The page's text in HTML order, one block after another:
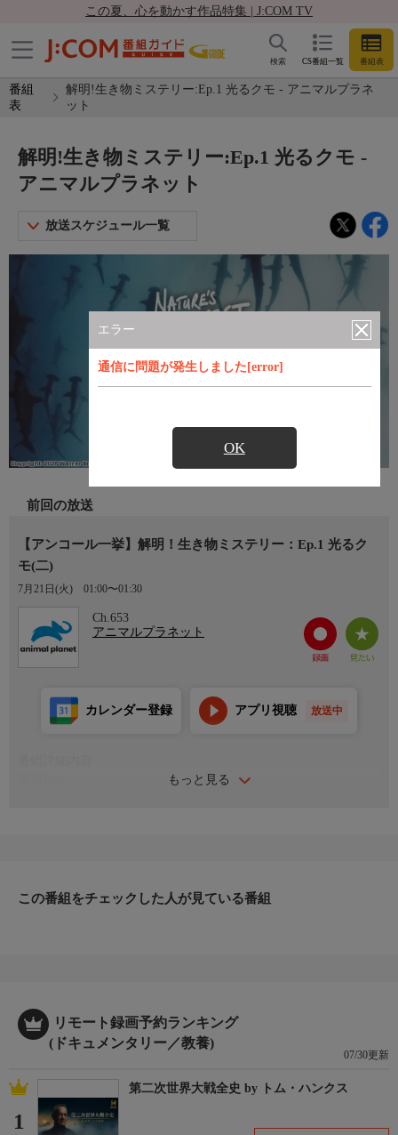
この夏、心を動かす作品特集 | J:COM TV
CS番組一覧 番組表
検索
番組
表
解明!生き物ミステリー:Ep.1 光るクモ - アニマルプラネ
ット
エラー
通信に問題が発生しました[error]
OK
解明!生き物ミステリー:Ep.1 光るクモ -
アニマルプラネット
放送スケジュール一覧
前回の放送
【アンコール一挙】解明！生き物ミステリー：Ep.1 光るク
モ(二)
7月21日(火) 01:00〜01:30
Ch.653
アニマルプラネット
もっと見る
カレンダー登録 アプリ視聴 放送中
物に殺されたようだ。
この番組をチェックした人が見ている番組
リモート録画予約ランキング
(ドキュメンタリー／教養)
07/30更新
1
第二次世界大戦全史 by トム・ハンクス